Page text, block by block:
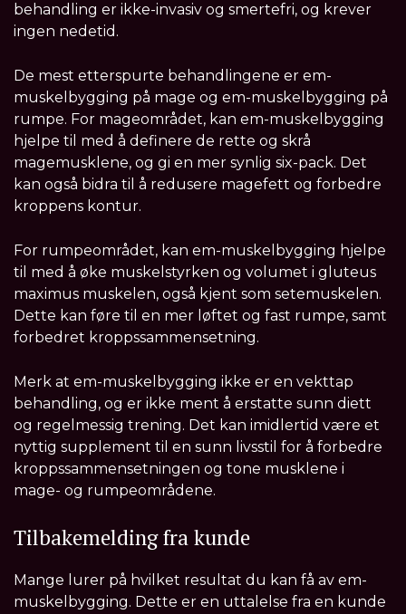
behandling er ikke-invasiv og smertefri, og krever
ingen nedetid.
De mest etterspurte behandlingene er em-
muskelbygging på mage og em-muskelbygging på
rumpe. For mageområdet, kan em-muskelbygging
hjelpe til med å definere de rette og skrå
magemusklene, og gi en mer synlig six-pack. Det
kan også bidra til å redusere magefett og forbedre
kroppens kontur.
For rumpeområdet, kan em-muskelbygging hjelpe
til med å øke muskelstyrken og volumet i gluteus
maximus muskelen, også kjent som setemuskelen.
Dette kan føre til en mer løftet og fast rumpe, samt
forbedret kroppssammensetning.
Merk at em-muskelbygging ikke er en vekttap
behandling, og er ikke ment å erstatte sunn diett
og regelmessig trening. Det kan imidlertid være et
nyttig supplement til en sunn livsstil for å forbedre
kroppssammensetningen og tone musklene i
mage- og rumpeområdene.
Tilbakemelding fra kunde
Mange lurer på hvilket resultat du kan få av em-
muskelbygging. Dette er en uttalelse fra en kunde